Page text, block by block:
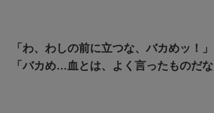
「わ、わしの前に立つな、バカめッ！」
「バカめ…血とは、よく言ったものだ